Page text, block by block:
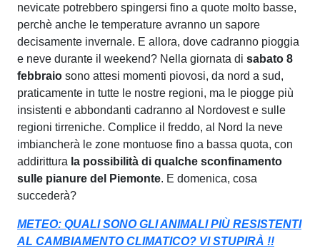
nevicate potrebbero spingersi fino a quote molto basse,
perchè anche le temperature avranno un sapore
decisamente invernale. E allora, dove cadranno pioggia
e neve durante il weekend? Nella giornata di sabato 8
febbraio sono attesi momenti piovosi, da nord a sud,
praticamente in tutte le nostre regioni, ma le piogge più
insistenti e abbondanti cadranno al Nordovest e sulle
regioni tirreniche. Complice il freddo, al Nord la neve
imbiancherà le zone montuose fino a bassa quota, con
addirittura la possibilità di qualche sconfinamento
sulle pianure del Piemonte. E domenica, cosa
succederà?
METEO: QUALI SONO GLI ANIMALI PIÙ RESISTENTI
AL CAMBIAMENTO CLIMATICO? VI STUPIRÀ !!